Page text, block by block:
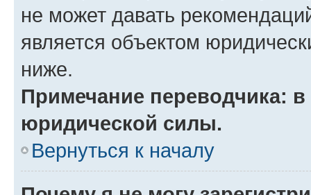
не может давать
является объектом
ниже.
Примечание переводчика:
юридической силы.
Вернуться к началу